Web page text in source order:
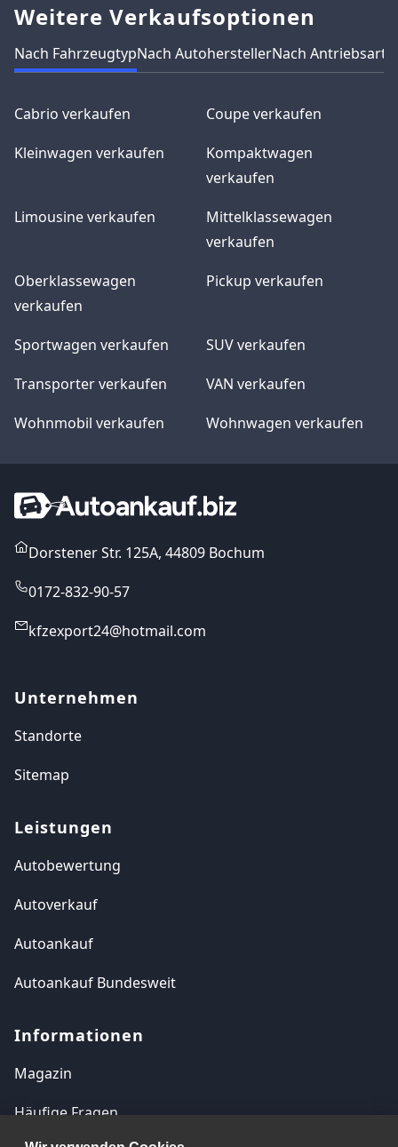
Weitere Verkaufsoptionen
Nach FahrzeugtypNach AutoherstellerNach Antriebsart
Cabrio verkaufen
Coupe verkaufen
Kleinwagen verkaufen
Kompaktwagen
verkaufen
Limousine verkaufen
Mittelklassewagen
verkaufen
Oberklassewagen
verkaufen
Pickup verkaufen
Sportwagen verkaufen
SUV verkaufen
Transporter verkaufen
VAN verkaufen
Wohnmobil verkaufen
Wohnwagen verkaufen
Dorstener Str. 125A, 44809 Bochum
0172-832-90-57
kfzexport24@hotmail.com
Unternehmen
Standorte
Sitemap
Leistungen
Autobewertung
Autoverkauf
Autoankauf
Autoankauf Bundesweit
Informationen
Magazin
Häufige Fragen